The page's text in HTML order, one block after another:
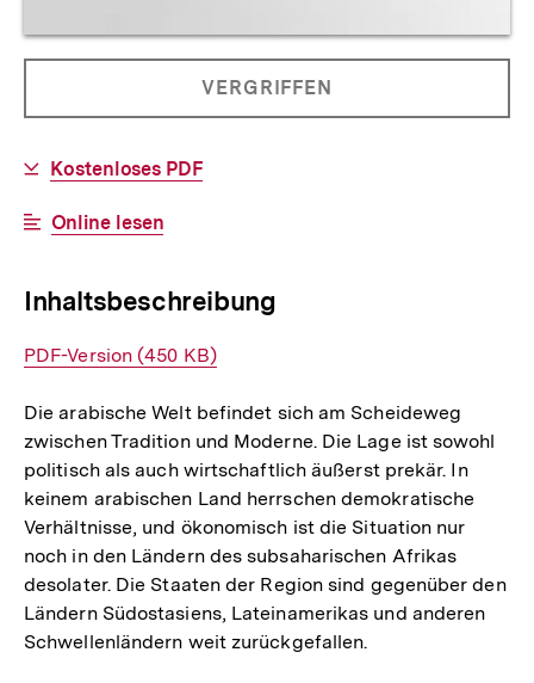
PRODUKT
NICHT
VERGRIFFEN
Download-
Kostenloses PDF
Interner
Online lesen
Inhaltsbeschreibung
Interner
PDF-Version (450 KB)
Die arabische Welt befindet sich am Scheideweg
zwischen Tradition und Moderne. Die Lage ist sowohl
politisch als auch wirtschaftlich äußerst prekär. In
keinem arabischen Land herrschen demokratische
Verhältnisse, und ökonomisch ist die Situation nur
noch in den Ländern des subsaharischen Afrikas
desolater. Die Staaten der Region sind gegenüber den
Ländern Südostasiens, Lateinamerikas und anderen
Schwellenländern weit zurückgefallen.